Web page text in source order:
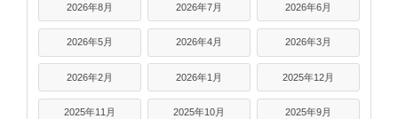
2026年8月 2026年7月 2026年6月
2026年5月 2026年4月 2026年3月
2026年2月 2026年1月 2025年12月
2025年11月 2025年10月 2025年9月